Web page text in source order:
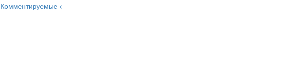
Комментируемые ←